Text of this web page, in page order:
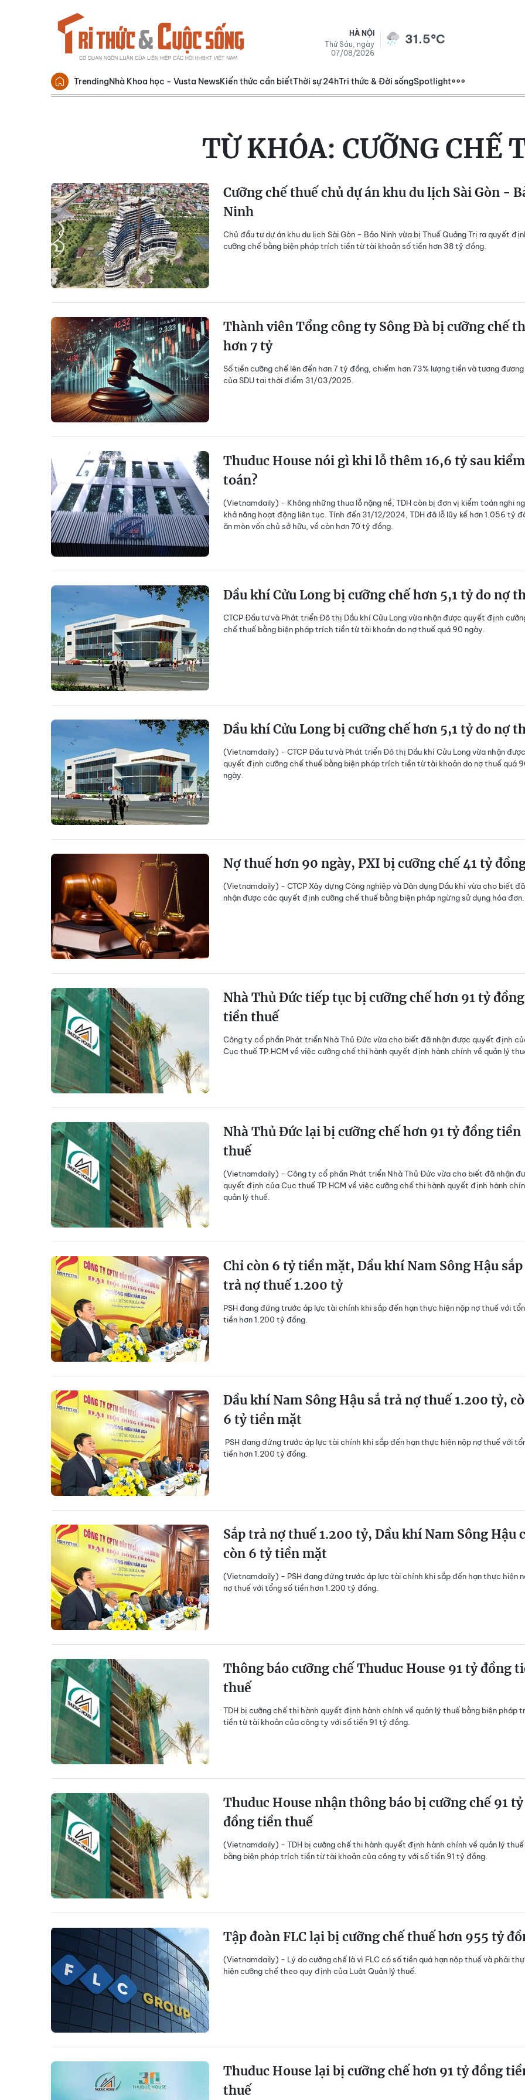
HÀ NỘI
Thứ Sáu, ngày
07/08/2026
31.5°C
TrendingNhà Khoa học - Vusta NewsKiến thức cần biếtThời sự 24hTri thức & Đời sốngSpotlight
TỪ KHÓA: CƯỠNG CHẾ
Cưỡng chế thuế chủ dự án khu du lịch Sài Gòn -
Ninh
Chủ đầu tư dự án khu du lịch Sài Gòn – Bảo Ninh vừa bị Thuế Quảng Trị ra quyết
cưỡng chế bằng biện pháp trích tiền từ tài khoản số tiền hơn 38 tỷ đồng.
Thành viên Tổng công ty Sông Đà bị cưỡng chế
hơn 7 tỷ
Số tiền cưỡng chế lên đến hơn 7 tỷ đồng, chiếm hơn 73% lượng tiền và tương
của SDU tại thời điểm 31/03/2025.
Thuduc House nói gì khi lỗ thêm 16,6 tỷ sau kiểm
toán?
(Vietnamdaily) - Không những thua lỗ nặng nề, TDH còn bị đơn vị kiểm toán nghi
khả năng hoạt động liên tục. Tính đến 31/12/2024, TDH đã lỗ lũy kế hơn 1.056 tỷ
ăn mòn vốn chủ sở hữu, về còn hơn 70 tỷ đồng.
Dầu khí Cửu Long bị cưỡng chế hơn 5,1 tỷ do nợ
CTCP Đầu tư và Phát triển Đô thị Dầu khí Cửu Long vừa nhận được quyết định
chế thuế bằng biện pháp trích tiền từ tài khoản do nợ thuế quá 90 ngày.
Dầu khí Cửu Long bị cưỡng chế hơn 5,1 tỷ do nợ
(Vietnamdaily) - CTCP Đầu tư và Phát triển Đô thị Dầu khí Cửu Long vừa nhận được
quyết định cưỡng chế thuế bằng biện pháp trích tiền từ tài khoản do nợ thuế quá
ngày.
Nợ thuế hơn 90 ngày, PXI bị cưỡng chế 41 tỷ
(Vietnamdaily) - CTCP Xây dựng Công nghiệp và Dân dụng Dầu khí vừa cho biết đã
nhận được các quyết định cưỡng chế thuế bằng biện pháp ngừng sử dụng hóa đơn.
Nhà Thủ Đức tiếp tục bị cưỡng chế hơn 91 tỷ đồng
tiền thuế
Công ty cổ phần Phát triển Nhà Thủ Đức vừa cho biết đã nhận được quyết định
Cục thuế TP.HCM về việc cưỡng chế thi hành quyết định hành chính về quản lý
Nhà Thủ Đức lại bị cưỡng chế hơn 91 tỷ đồng tiền
thuế
(Vietnamdaily) - Công ty cổ phần Phát triển Nhà Thủ Đức vừa cho biết đã nhận
quyết định của Cục thuế TP.HCM về việc cưỡng chế thi hành quyết định hành
quản lý thuế.
Chỉ còn 6 tỷ tiền mặt, Dầu khí Nam Sông Hậu sắp
trả nợ thuế 1.200 tỷ
PSH đang đứng trước áp lực tài chính khi sắp đến hạn thực hiện nộp nợ thuế với
tiền hơn 1.200 tỷ đồng.
Dầu khí Nam Sông Hậu sắ trả nợ thuế 1.200 tỷ,
6 tỷ tiền mặt
PSH đang đứng trước áp lực tài chính khi sắp đến hạn thực hiện nộp nợ thuế với
tiền hơn 1.200 tỷ đồng.
Sắp trả nợ thuế 1.200 tỷ, Dầu khí Nam Sông Hậu
còn 6 tỷ tiền mặt
(Vietnamdaily) - PSH đang đứng trước áp lực tài chính khi sắp đến hạn thực hiện
nợ thuế với tổng số tiền hơn 1.200 tỷ đồng.
Thông báo cưỡng chế Thuduc House 91 tỷ đồng
thuế
TDH bị cưỡng chế thi hành quyết định hành chính về quản lý thuế bằng biện pháp
tiền từ tài khoản của công ty với số tiền 91 tỷ đồng.
Thuduc House nhận thông báo bị cưỡng chế 91 tỷ
đồng tiền thuế
(Vietnamdaily) - TDH bị cưỡng chế thi hành quyết định hành chính về quản lý thuế
bằng biện pháp trích tiền từ tài khoản của công ty với số tiền 91 tỷ đồng.
Tập đoàn FLC lại bị cưỡng chế thuế hơn 955 tỷ
(Vietnamdaily) - Lý do cưỡng chế là vì FLC có số tiền quá hạn nộp thuế và phải
hiện cưỡng chế theo quy định của Luật Quản lý thuế.
Thuduc House lại bị cưỡng chế hơn 91 tỷ đồng
thuế